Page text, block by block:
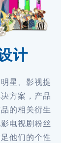
计
星、影视提
方案，产品
的相关衍生
电视剧粉丝
他们的个性